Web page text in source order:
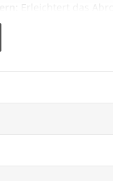
Erleichtert das
zur